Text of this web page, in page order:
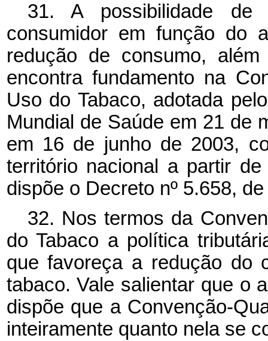
31. A possibilidade de
consumidor em função do
redução de consumo, além
encontra fundamento na
Uso do Tabaco, adotada
Mundial de Saúde em 21 de
em 16 de junho de 2003,
território nacional a partir
dispõe o Decreto nº 5.658,
32. Nos termos da
do Tabaco a política
que favoreça a redução do
tabaco. Vale salientar que o
dispõe que a Convenção-
inteiramente quanto nela se